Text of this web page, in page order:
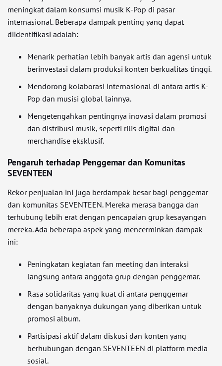
meningkat dalam konsumsi musik K-Pop di pasar
internasional. Beberapa dampak penting yang dapat
diidentifikasi adalah:
Menarik perhatian lebih banyak artis dan agensi untuk
berinvestasi dalam produksi konten berkualitas tinggi.
Mendorong kolaborasi internasional di antara artis K-
Pop dan musisi global lainnya.
Mengetengahkan pentingnya inovasi dalam promosi
dan distribusi musik, seperti rilis digital dan
merchandise eksklusif.
Pengaruh terhadap Penggemar dan Komunitas
SEVENTEEN
Rekor penjualan ini juga berdampak besar bagi penggemar
dan komunitas SEVENTEEN. Mereka merasa bangga dan
terhubung lebih erat dengan pencapaian grup kesayangan
mereka. Ada beberapa aspek yang mencerminkan dampak
ini:
Peningkatan kegiatan fan meeting dan interaksi
langsung antara anggota grup dengan penggemar.
Rasa solidaritas yang kuat di antara penggemar
dengan banyaknya dukungan yang diberikan untuk
promosi album.
Partisipasi aktif dalam diskusi dan konten yang
berhubungan dengan SEVENTEEN di platform media
sosial.